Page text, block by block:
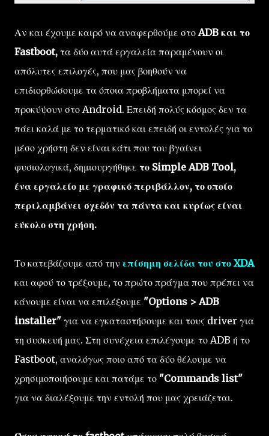
Αν και έχουμε καιρό να αναφερθούμε στοADB και το
Fastboot, τα δύο αυτά εργαλεία παραμένουν οι
απόλυτες επιλογές, που μας βοηθούν να
επιδιορθώσουμε τα όποια προβλήματα μπορεί να
προκύψουν στο Android. Επειδή πολύς κόσμος δεν τα
πάει καλά με το τερματικό και επειδή οι εντολές για το
μέσο χρήστη δεν είναι κάτι που του βγαίνει
φυσιολογικά, δημιουργήθηκε το Simple ADB Tool,
ένα εργαλείο με γραφικό περιβάλλον, το οποίο
περιλαμβάνει σχεδόν τα πάντα και κυρίως είναι
εύκολο στη χρήση.
Το κατεβάζουμε από την επίσημη σελίδα του στο XDA
και αφού το τρέξουμε, το πρώτο πράγμα που πρέπει να
κάνουμε είναι να επιλέξουμε "Options > ADB
installer" για να εγκαταστήσουμε και τους driver για
τη συσκευή μας. Στη συνέχεια επιλέγουμε το ADB ή το
Fastboot, αναλόγως ποιο από τα δύο θέλουμε να
χρησιμοποιήσουμε και πατάμε το "Commands list"
για να διαλέξουμε την εντολή που μας χρειάζεται.